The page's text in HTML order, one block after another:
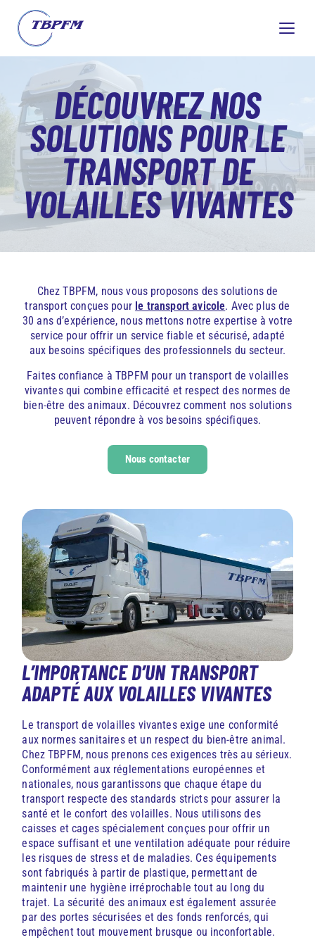
DÉCOUVREZ NOS
SOLUTIONS POUR LE
TRANSPORT DE
VOLAILLES VIVANTES
Vous êtes ici :Transports BPFM> Transport avicole > Transport de
volailles vivantes
Chez TBPFM, nous vous proposons des solutions de
transport conçues pour le transport avicole. Avec plus de
30 ans d’expérience, nous mettons notre expertise à votre
service pour offrir un service fiable et sécurisé, adapté
aux besoins spécifiques des professionnels du secteur.
Faites confiance à TBPFM pour un transport de volailles
vivantes qui combine efficacité et respect des normes de
bien-être des animaux. Découvrez comment nos solutions
peuvent répondre à vos besoins spécifiques.
Nous contacter
L’IMPORTANCE D’UN TRANSPORT
ADAPTÉ AUX VOLAILLES VIVANTES
Le transport de volailles vivantes exige une conformité
aux normes sanitaires et un respect du bien-être animal.
Chez TBPFM, nous prenons ces exigences très au sérieux.
Conformément aux réglementations européennes et
nationales, nous garantissons que chaque étape du
transport respecte des standards stricts pour assurer la
santé et le confort des volailles. Nous utilisons des
caisses et cages spécialement conçues pour offrir un
espace suffisant et une ventilation adéquate pour réduire
les risques de stress et de maladies. Ces équipements
sont fabriqués à partir de plastique, permettant de
maintenir une hygiène irréprochable tout au long du
trajet. La sécurité des animaux est également assurée
par des portes sécurisées et des fonds renforcés, qui
empêchent tout mouvement brusque ou inconfortable.